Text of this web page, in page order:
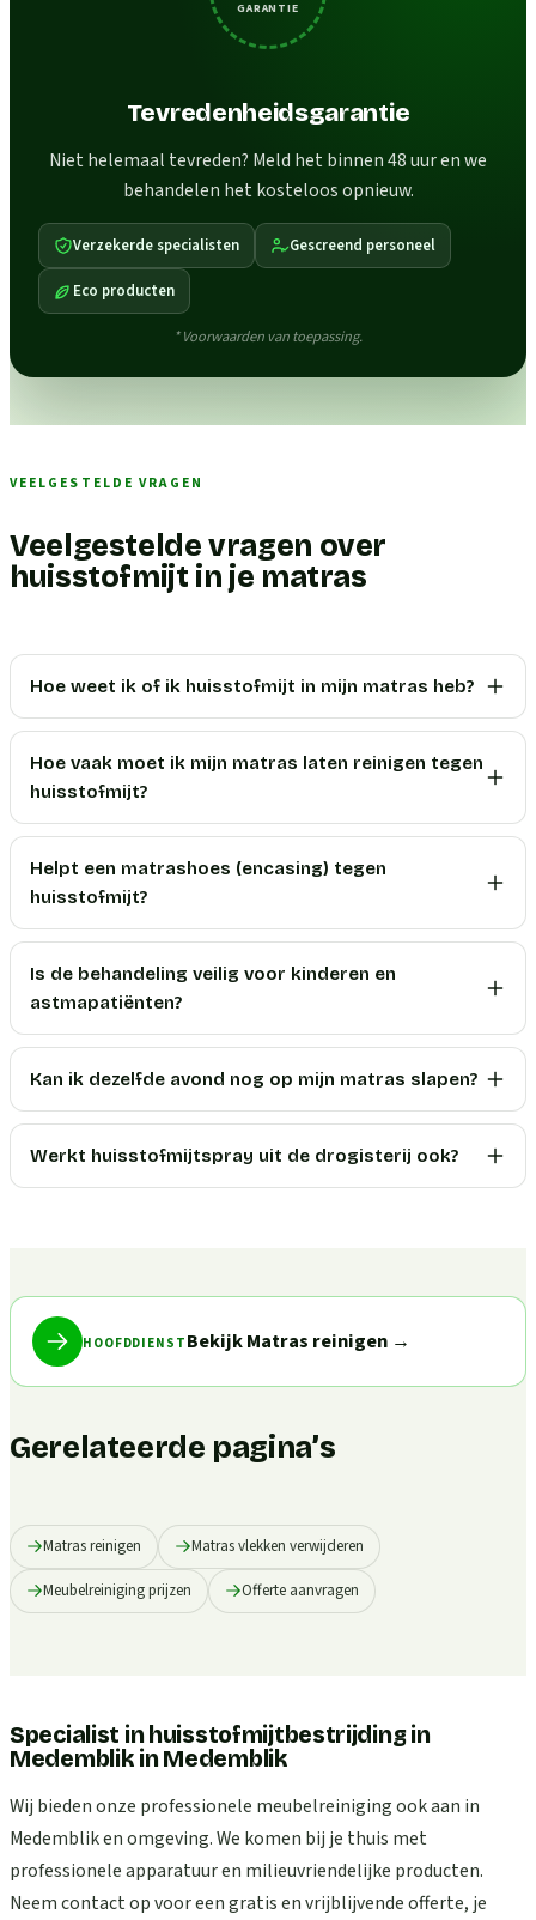
GARANTIE
Tevredenheidsgarantie
Niet helemaal tevreden? Meld het binnen 48 uur en we
behandelen het kosteloos opnieuw.
Verzekerde specialisten Gescreend personeel
Eco producten
* Voorwaarden van toepassing.
VEELGESTELDE VRAGEN
Veelgestelde vragen over
huisstofmijt in je matras
Hoe weet ik of ik huisstofmijt in mijn matras heb?
Hoe vaak moet ik mijn matras laten reinigen tegen
huisstofmijt?
Helpt een matrashoes (encasing) tegen
huisstofmijt?
Is de behandeling veilig voor kinderen en
astmapatiënten?
Kan ik dezelfde avond nog op mijn matras slapen?
Werkt huisstofmijtspray uit de drogisterij ook?
HOOFDDIENST Bekijk Matras reinigen→
Gerelateerde pagina’s
Matras reinigen Matras vlekken verwijderen
Meubelreiniging prijzen Offerte aanvragen
Specialist in huisstofmijtbestrijding in
Medemblik inMedemblik
Wij bieden onze professionele meubelreiniging ook aan in
Medemblik en omgeving. We komen bij je thuis met
professionele apparatuur en milieuvriendelijke producten.
Neem contact op voor een gratis en vrijblijvende offerte, je